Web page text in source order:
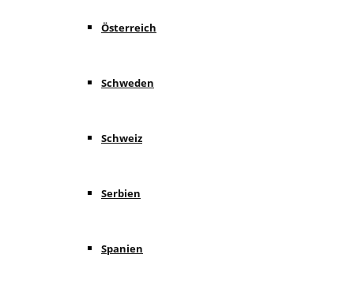
Österreich
Schweden
Schweiz
Serbien
Spanien